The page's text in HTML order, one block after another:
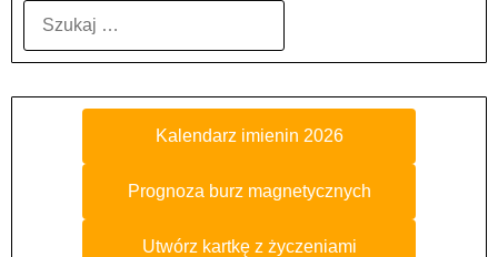
Kalendarz imienin 2026
Prognoza burz magnetycznych
Utwórz kartkę z życzeniami